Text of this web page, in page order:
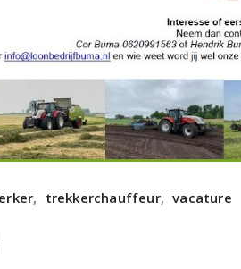
, trekkerchauffeur, vacature